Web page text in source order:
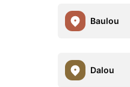
Baulou
Dalou